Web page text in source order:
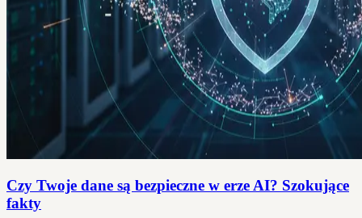
Czy Twoje dane są bezpieczne w erze AI? Szokujące
fakty